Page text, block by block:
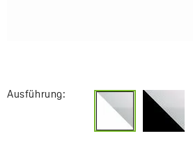
Ausführung: